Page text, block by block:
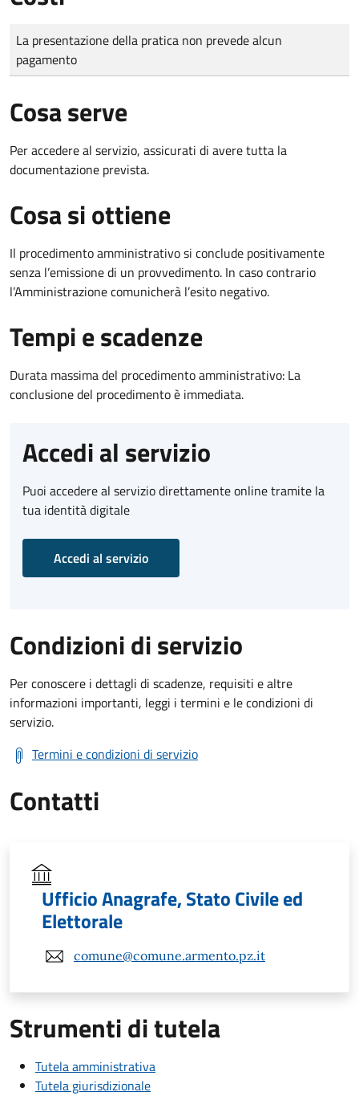
Tipo di pagamento
Importo
La presentazione della pratica non prevede alcun
pagamento
Cosa serve
Per accedere al servizio, assicurati di avere tutta la
documentazione prevista.
Cosa si ottiene
Il procedimento amministrativo si conclude positivamente
senza l’emissione di un provvedimento. In caso contrario
l’Amministrazione comunicherà l’esito negativo.
Tempi e scadenze
Durata massima del procedimento amministrativo: La
conclusione del procedimento è immediata.
Accedi al servizio
Puoi accedere al servizio direttamente online tramite la
tua identità digitale
Accedi al servizio
Condizioni di servizio
Per conoscere i dettagli di scadenze, requisiti e altre
informazioni importanti, leggi i termini e le condizioni di
servizio.
Termini e condizioni di servizio
Contatti
Ufficio Anagrafe, Stato Civile ed
Elettorale
comune@comune.armento.pz.it
Strumenti di tutela
Tutela amministrativa
Tutela giurisdizionale